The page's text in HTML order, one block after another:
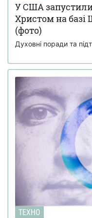
У США запустили
Христом на базі
(фото)
Духовні поради та
ТЕХНО